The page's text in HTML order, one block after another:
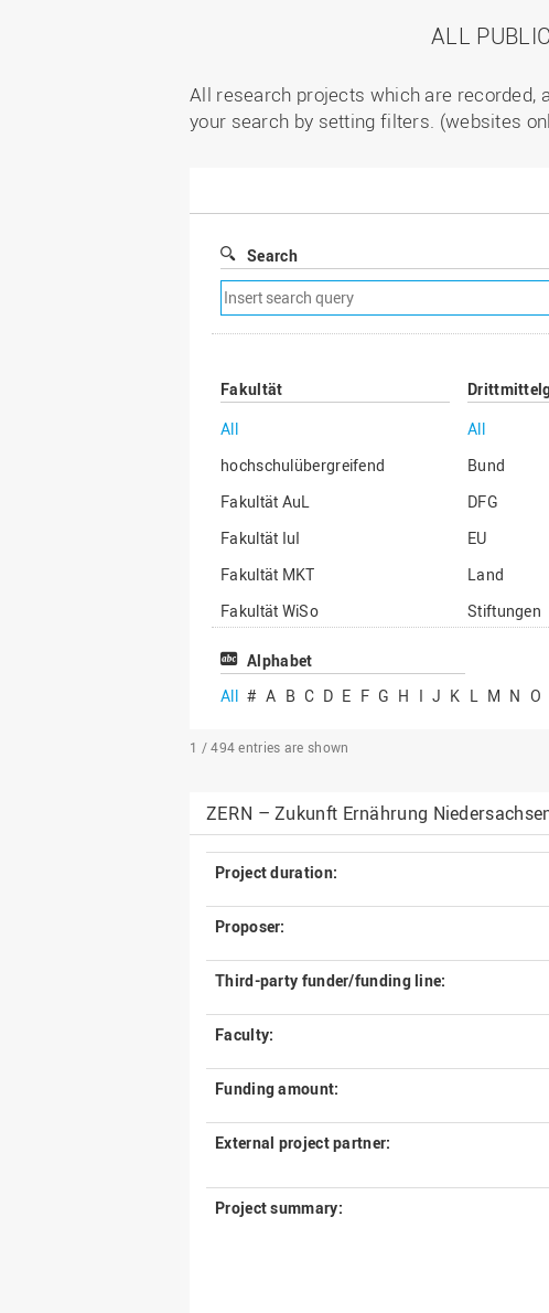
ALL
All research projects which are recorded,
your search by setting filters. (websites
Search
Remove
search
filter
Fakultät
All
hochschulübergreifend
Fakultät AuL
Fakultät IuI
Fakultät MKT
Fakultät WiSo
Institut für Musik
All
Bund
DFG
EU
Land
Stiftungen
Alphabet
All # A B C D E F G H I J K L M N O
1 / 494 entries are shown
ZERN – Zukunft Ernährung
Project duration:
Proposer:
Third-party funder/funding line:
Faculty:
Funding amount:
External project partner:
Project summary: